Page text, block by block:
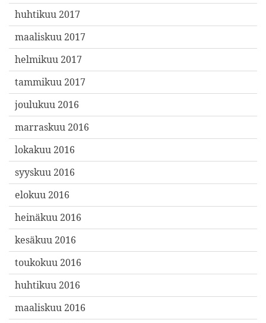
huhtikuu 2017
maaliskuu 2017
helmikuu 2017
tammikuu 2017
joulukuu 2016
marraskuu 2016
lokakuu 2016
syyskuu 2016
elokuu 2016
heinäkuu 2016
kesäkuu 2016
toukokuu 2016
huhtikuu 2016
maaliskuu 2016